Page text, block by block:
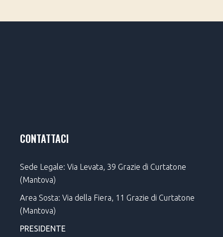
CONTATTACI
Sede Legale: Via Levata, 39 Grazie di Curtatone
(Mantova)
Area Sosta: Via della Fiera, 11 Grazie di Curtatone
(Mantova)
PRESIDENTE